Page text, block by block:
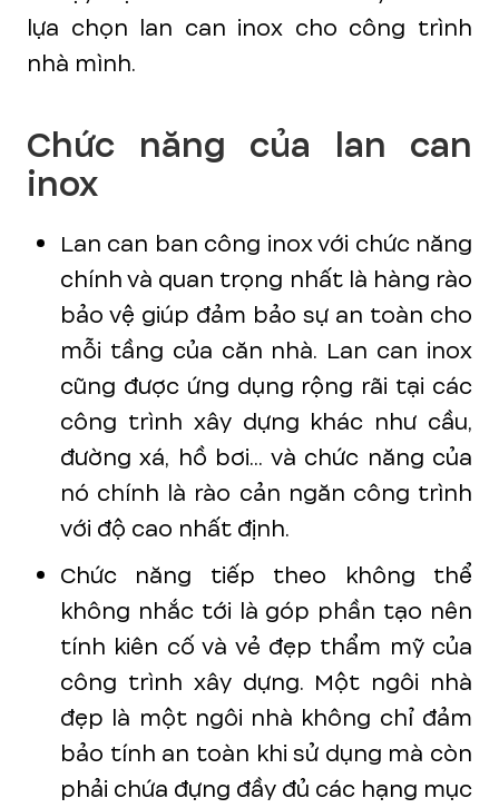
lựa chọn lan can inox cho công trình
nhà mình.
Chức năng của lan can
inox
Lan can ban công inox với chức năng
chính và quan trọng nhất là hàng rào
bảo vệ giúp đảm bảo sự an toàn cho
mỗi tầng của căn nhà. Lan can inox
cũng được ứng dụng rộng rãi tại các
công trình xây dựng khác như cầu,
đường xá, hồ bơi... và chức năng của
nó chính là rào cản ngăn công trình
với độ cao nhất định.
Chức năng tiếp theo không thể
không nhắc tới là góp phần tạo nên
tính kiên cố và vẻ đẹp thẩm mỹ của
công trình xây dựng. Một ngôi nhà
đẹp là một ngôi nhà không chỉ đảm
bảo tính an toàn khi sử dụng mà còn
phải chứa đựng đầy đủ các hạng mục